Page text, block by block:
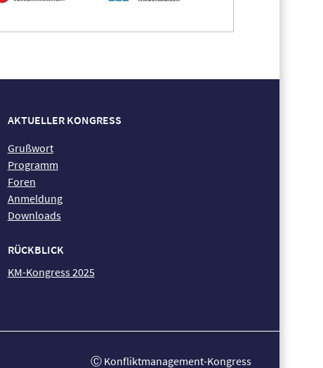
AKTUELLER KONGRESS
Grußwort
Programm
Foren
Anmeldung
Downloads
RÜCKBLICK
KM-Kongress 2025
Ⓒ Konfliktmanagement-Kongress